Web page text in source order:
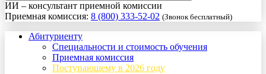
ИИ – консультант приемной комиссии
Приемная комиссия: 8 (800) 333-52-02 (Звонок бесплатный)
Абитуриенту
Специальности и стоимость обучения
Приемная комиссия
Поступающему в 2026 году